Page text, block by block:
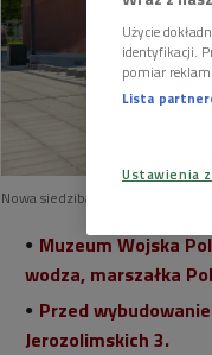
Nowa siedziba Muzeum Wojska
Muzeum Wojska
wodza, marszałka
Przed
Jerozolimskich 3.
Użycie
identyfikacji.
pomiar reklam
Lista
Ustawienia